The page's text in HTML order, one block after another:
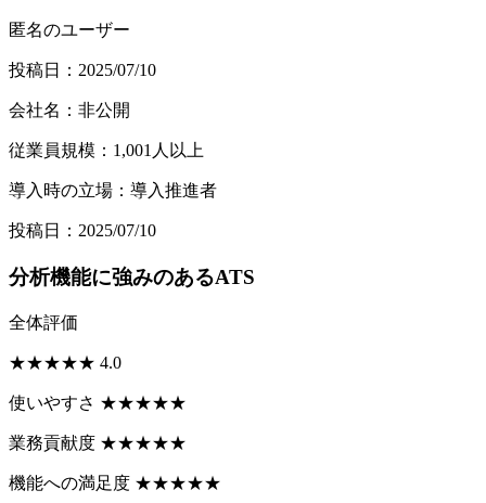
匿名のユーザー
投稿日：2025/07/10
会社名：非公開
従業員規模：1,001人以上
導入時の立場：導入推進者
投稿日：2025/07/10
分析機能に強みのあるATS
全体評価
★★★★★ 4.0
使いやすさ ★★★★★
業務貢献度 ★★★★★
機能への満足度 ★★★★★